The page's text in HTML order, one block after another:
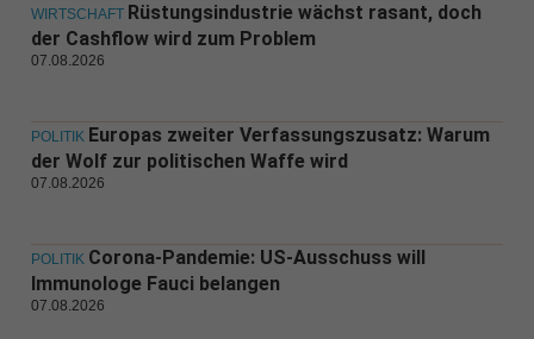
WIRTSCHAFT Rüstungsindustrie wächst rasant, doch
der Cashflow wird zum Problem
07.08.2026
POLITIK Europas zweiter Verfassungszusatz: Warum
der Wolf zur politischen Waffe wird
07.08.2026
POLITIK Corona-Pandemie: US-Ausschuss will
Immunologe Fauci belangen
07.08.2026